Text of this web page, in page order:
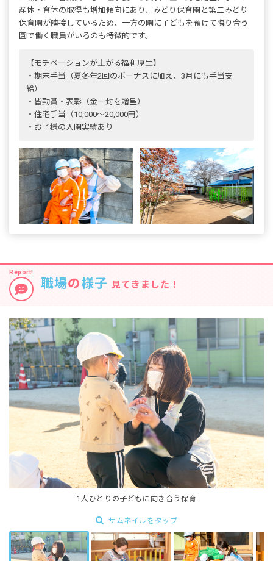
産休・育休の取得も増加傾向にあり、みどり保育園と第二みどり
保育園が隣接しているため、一方の園に子どもを預けて隣り合う
園で働く職員がいるのも特徴的です。
【モチベーションが上がる福利厚生】
・期末手当（夏冬年2回のボーナスに加え、3月にも手当支
給）
・皆勤賞・表彰（金一封を贈呈）
・住宅手当（10,000～20,000円）
・お子様の入園実績あり
職場の様子 見てきました！
1人ひとりの子どもに向き合う保育
サムネイルをタップ